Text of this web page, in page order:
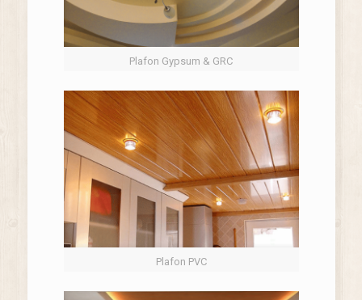
Plafon Gypsum & GRC
Plafon PVC